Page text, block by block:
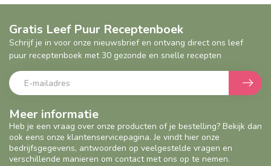
Meer informatie
Heb je een vraag over onze producten of je bestelling? Bekijk dan
ook eens onze klantenservicepagina. Je vindt hier onze
bedrijfsgegevens, antwoorden op veelgestelde vragen en
verschillende manieren om contact met ons op te nemen.
Gratis Leef Puur Receptenboek
Schrijf je in voor onze nieuwsbrief en ontvang direct ons leef
puur receptenboek met 30 gezonde en snelle recepten